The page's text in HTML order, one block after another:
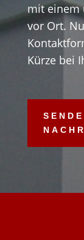
mit einem
vor Ort.
Kürze bei